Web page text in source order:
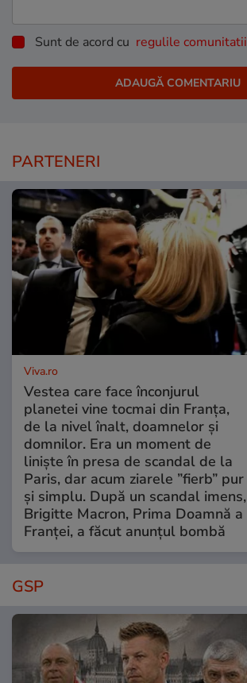
Sunt de acord cu regulile comunitatii
PARTENERI
Viva.ro
Vestea care face înconjurul
planetei vine tocmai din Franța,
de la nivel înalt, doamnelor și
domnilor. Era un moment de
liniște în presa de scandal de la
Paris, dar acum ziarele ”fierb” pur
și simplu. După un scandal imens,
Brigitte Macron, Prima Doamnă a
Franței, a făcut anunțul bombă
GSP